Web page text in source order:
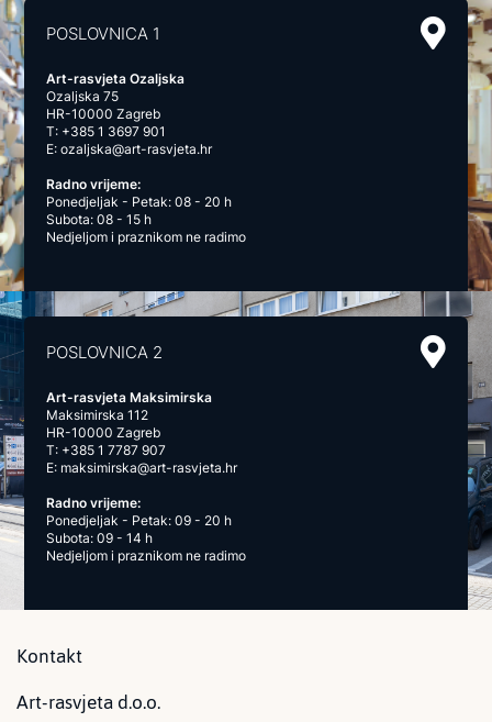
POSLOVNICA 1
Art-rasvjeta Ozaljska
Ozaljska 75
HR-10000 Zagreb
T: +385 1 3697 901
E:ozaljska@art-rasvjeta.hr
Radno vrijeme:
Ponedjeljak - Petak: 08 - 20 h
Subota: 08 - 15 h
Nedjeljom i praznikom ne radimo
POSLOVNICA 2
Art-rasvjeta Maksimirska
Maksimirska 112
HR-10000 Zagreb
T: +385 1 7787 907
E: maksimirska@art-rasvjeta.hr
Radno vrijeme:
Ponedjeljak - Petak: 09 - 20 h
Subota: 09 - 14 h
Nedjeljom i praznikom ne radimo
Kontakt
Art-rasvjeta d.o.o.